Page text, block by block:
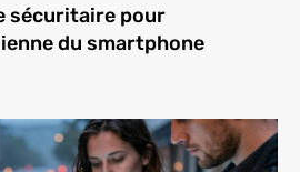
sécuritaire pour
du smartphone